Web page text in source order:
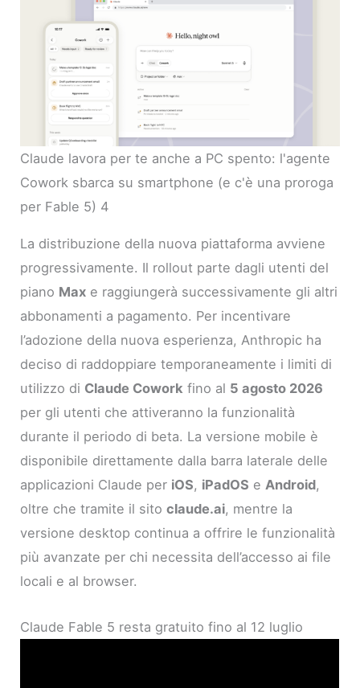
Claude lavora per te anche a PC spento: l'agente
Cowork sbarca su smartphone (e c'è una proroga
per Fable 5) 4
La distribuzione della nuova piattaforma avviene
progressivamente. Il rollout parte dagli utenti del
piano Max e raggiungerà successivamente gli altri
abbonamenti a pagamento. Per incentivare
l’adozione della nuova esperienza, Anthropic ha
deciso di raddoppiare temporaneamente i limiti di
utilizzo di Claude Cowork fino al 5 agosto 2026
per gli utenti che attiveranno la funzionalità
durante il periodo di beta. La versione mobile è
disponibile direttamente dalla barra laterale delle
applicazioni Claude per iOS, iPadOS eAndroid,
oltre che tramite il sitoclaude.ai, mentre la
versione desktop continua a offrire le funzionalità
più avanzate per chi necessita dell’accesso ai file
locali e al browser.
Claude Fable 5 resta gratuito fino al 12 luglio